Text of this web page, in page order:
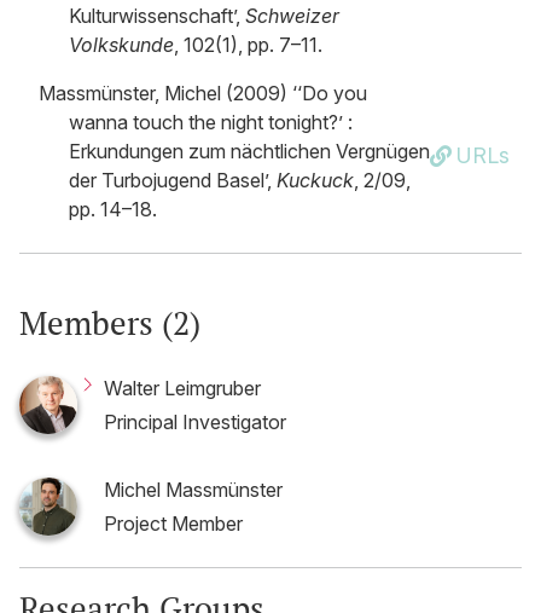
Kulturwissenschaft’, Schweizer
Volkskunde, 102(1), pp. 7–11.
Massmünster, Michel (2009) ‘‘Do you
wanna touch the night tonight?’ :
Erkundungen zum nächtlichen Vergnügen
der Turbojugend Basel’, Kuckuck, 2/09,
pp. 14–18.
URLs
Members (2)
Walter Leimgruber
Principal Investigator
Michel Massmünster
Project Member